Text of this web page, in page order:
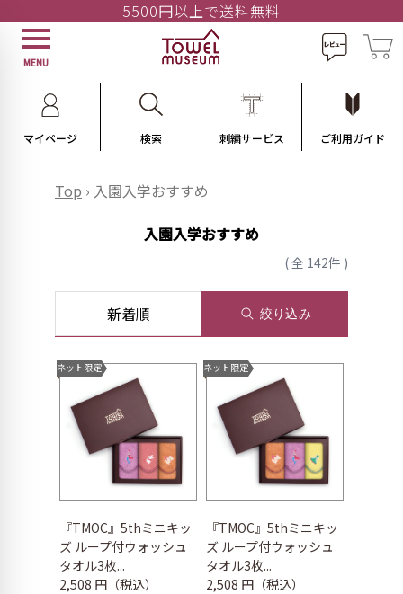
5500円以上で送料無料
MENU
マイページ 検索 刺繍サービス ご利用ガイド
Top › 入園入学おすすめ
入園入学おすすめ
( 全 142件 )
新着順 絞り込み
ネット限定
『TMOC』5thミニキッ
ズ ループ付ウォッシュ
タオル3枚...
2,508 円（税込）
ネット限定
『TMOC』5thミニキッ
ズ ループ付ウォッシュ
タオル3枚...
2,508 円（税込）